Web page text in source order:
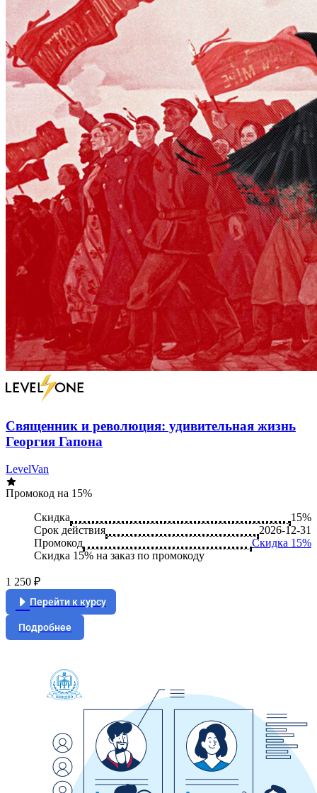
Священник и революция: удивительная жизнь
Георгия Гапона
LevelVan
Промокод на 15%
Скидка
15%
Срок действия
2026-12-31
Промокод
Скидка 15%
Скидка 15% на заказ по промокоду
1 250 ₽
Перейти к курсу
Подробнее